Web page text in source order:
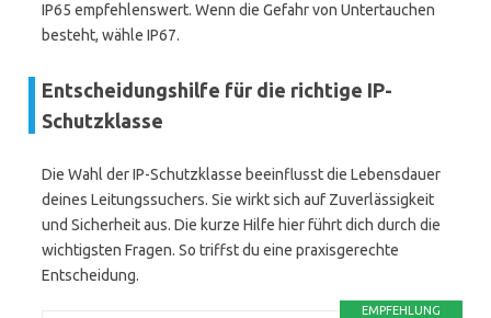
IP65 empfehlenswert. Wenn die Gefahr von Untertauchen
besteht, wähle IP67.
Entscheidungshilfe für die richtige IP-
Schutzklasse
Die Wahl der IP-Schutzklasse beeinflusst die Lebensdauer
deines Leitungssuchers. Sie wirkt sich auf Zuverlässigkeit
und Sicherheit aus. Die kurze Hilfe hier führt dich durch die
wichtigsten Fragen. So triffst du eine praxisgerechte
Entscheidung.
EMPFEHLUNG